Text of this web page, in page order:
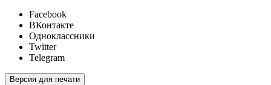
Facebook
ВКонтакте
Одноклассники
Twitter
Telegram
Версия для печати